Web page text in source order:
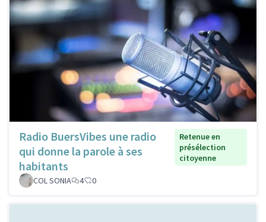
Radio BuersVibes une radio
qui donne la parole à ses
habitants
Retenue en
présélection
citoyenne
COL SONIA 4 0